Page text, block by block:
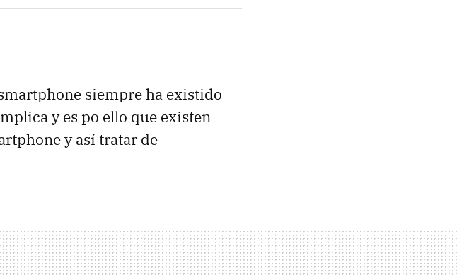
siempre ha existido
y es po ello que existen
y así tratar de